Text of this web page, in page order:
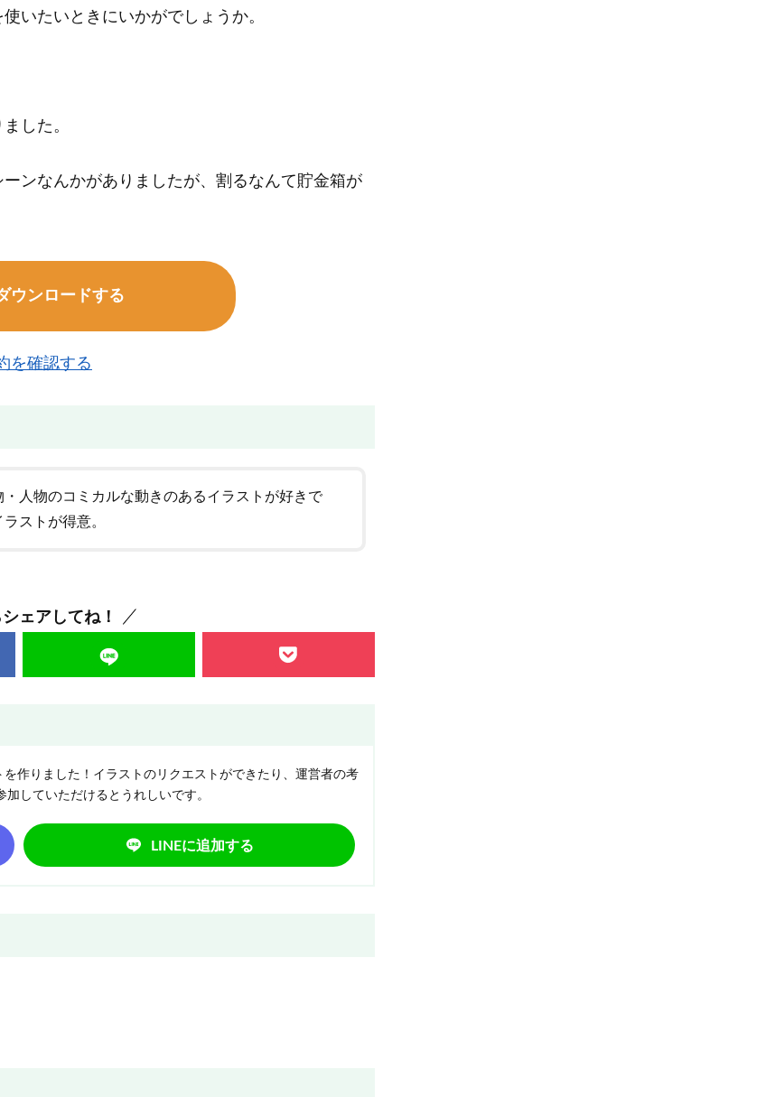
いたいときにいかがでしょうか。
した。
ンなんかがありましたが、割るなんて貯金箱が
ウンロードする
を確認する
人物のコミカルな動きのあるイラストが好きで
ストが得意。
ェアしてね！
作りました！イラストのリクエストができたり、運営者の考
していただけるとうれしいです。
LINEに追加する